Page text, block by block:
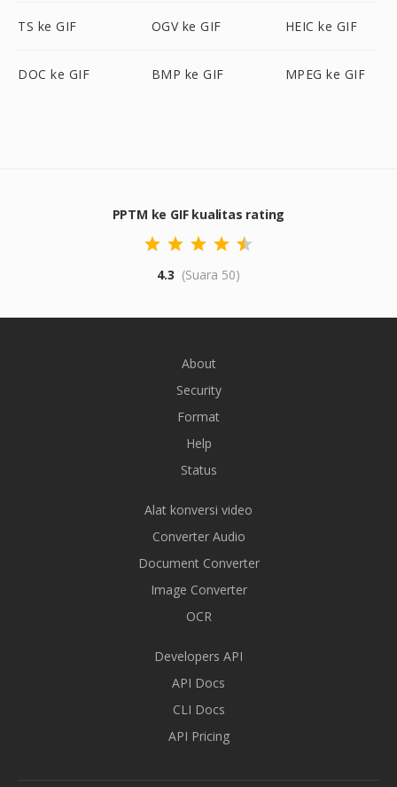
TS ke GIF OGV ke GIF HEIC ke GIF
DOC ke GIF BMP ke GIF MPEG ke GIF
PPTM ke GIF kualitas rating
4.3 (Suara 50)
About
Security
Format
Help
Status
Alat konversi video
Converter Audio
Document Converter
Image Converter
OCR
Developers API
API Docs
CLI Docs
API Pricing